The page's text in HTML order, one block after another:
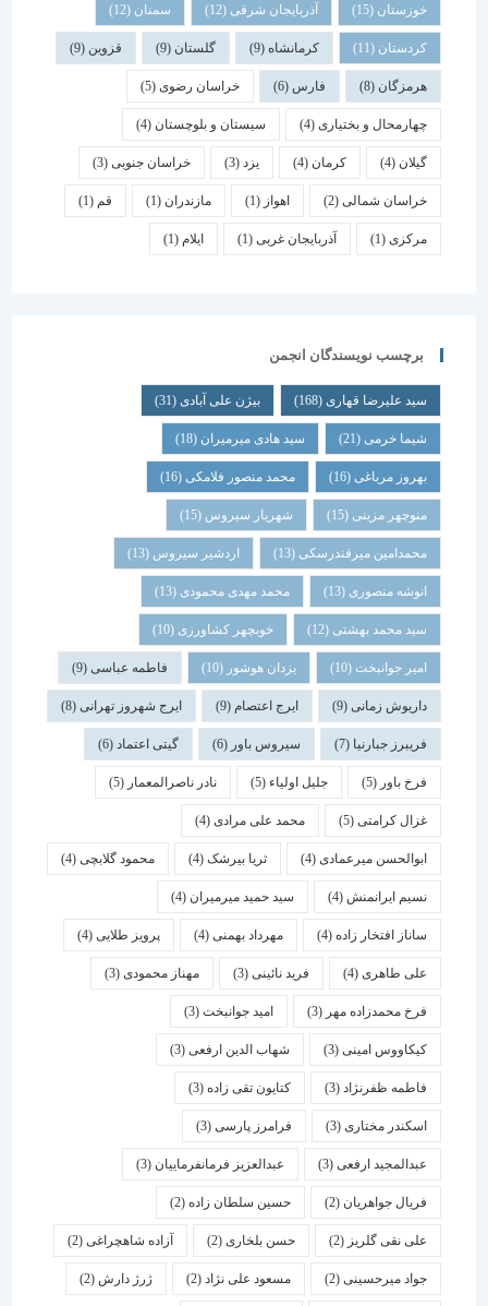
خوزستان(15) آذربایجان شرقی(12) سمنان (12)
کردستان(11) کرمانشاه(9) گلستان (9) قزوین
هرمزگان(8) فارس خراسان رضوی(5)
چهارمحال و بختیاری (4) سیستان و بلوچستان(4)
کرمان یزد خراسان جنوبی(3)
خراسان شمالی(2) اهواز مازندران(1) قم
(1) آذربایجان غربی(1) ایلام
برچسب نویسندگان انجمن
سید علیرضا قهاری(168) بیژن علی آبادی(31)
شیما خرمی(21) سید هادی میرمیران(18)
بهروز مرباغی (16) محمد منصور فلامکی (16)
منوچهر مزینی(15) شهریار سیروس(15)
محمدامین میرفندرسکی(13) اردشیر سیروس(13)
انوشه منصوری(13) محمد مهدی محمودی(13)
سید محمد بهشتی(12) خوبچهر کشاورزی(10)
امیر جوانبخت(10) یزدان هوشور(10) فاطمه عباسی(9)
داریوش زمانی(9) ایرج اعتصام(9) ایرج شهروز تهرانی(8)
فریبرز جبارنیا(7) سیروس باور(6) گیتی اعتماد(6)
فرخ باور(5) جلیل اولیاء(5) نادر ناصرالمعمار (5)
غزال کرامتی(5) محمد علی مرادی(4)
ابوالحسن میرعمادی(4) ثریا بیرشک(4) محمود گلابچی(4)
نسیم ایرانمنش(4) سید حمید میرمیران(4)
ساناز افتخار زاده(4) مهرداد بهمنی (4) پرویز طلایی(4)
علی طاهری(4) فرید نائینی(3) مهناز محمودی(3)
فرخ محمدزاده مهر(3) امید جوانبخت(3)
کیکاووس امینی(3) شهاب الدین ارفعی(3)
فاطمه ظفرنژاد(3) کتایون تقی زاده(3)
اسكندر مختاری (3) فرامرز پارسی(3)
عبدالمجید ارفعی(3) عبدالعزیز فرمانفرماییان(3)
فریال جواهریان(2) حسین سلطان زاده(2)
علی نقی گلریز(2) حسن بلخاری(2) آزاده شاهچراغی(2)
جواد میرحسینی(2) مسعود علی نژاد(2) ژرژ دارش (2)